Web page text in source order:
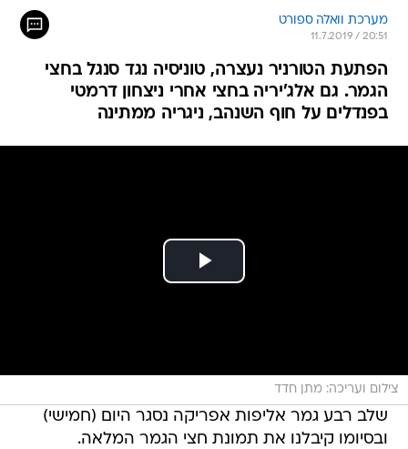
מערכת וואלה ספורט
11.7.2019 / 20:51
הפתעת הטורניר נעצרה, טוניסיה נגד סנגל בחצי
הגמר. גם אלג'יריה בחצי אחרי ניצחון דרמטי
בפנדלים על חוף השנהב, ניגריה ממתינה
צילום ועריכה: מתן חדד
שלב רבע גמר אליפות אפריקה נסגר היום (חמישי)
ובסיומו קיבלנו את תמונת חצי הגמר המלאה.